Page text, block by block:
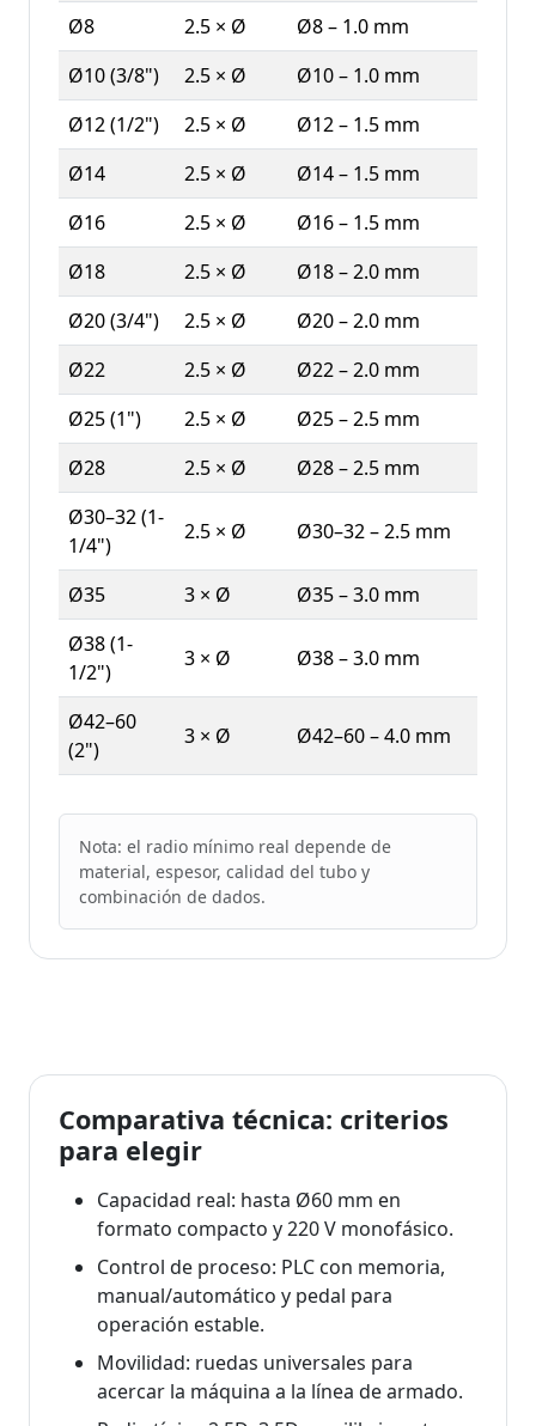
Ø8
2.5 × Ø
Ø8 – 1.0 mm
Ø10 (3/8")
2.5 × Ø
Ø10 – 1.0 mm
Ø12 (1/2")
2.5 × Ø
Ø12 – 1.5 mm
Ø14
2.5 × Ø
Ø14 – 1.5 mm
Ø16
2.5 × Ø
Ø16 – 1.5 mm
Ø18
2.5 × Ø
Ø18 – 2.0 mm
Ø20 (3/4")
2.5 × Ø
Ø20 – 2.0 mm
Ø22
2.5 × Ø
Ø22 – 2.0 mm
Ø25 (1")
2.5 × Ø
Ø25 – 2.5 mm
Ø28
2.5 × Ø
Ø28 – 2.5 mm
Ø30–32 (1-
1/4")
2.5 × Ø Ø30–32 – 2.5 mm
Ø35 3 × Ø
Ø35 – 3.0 mm
Ø38 (1-
1/2")
3 × Ø Ø38 – 3.0 mm
Ø42–60
(2")
3 × Ø Ø42–60 – 4.0 mm
Nota: el radio mínimo real depende de
material, espesor, calidad del tubo y
combinación de dados.
Comparativa técnica: criterios
para elegir
Capacidad real: hasta Ø60 mm en
formato compacto y 220 V monofásico.
Control de proceso: PLC con memoria,
manual/automático y pedal para
operación estable.
Movilidad: ruedas universales para
acercar la máquina a la línea de armado.